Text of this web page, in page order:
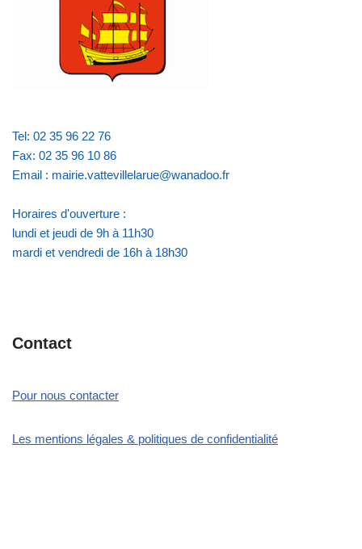
Tel: 02 35 96 22 76
Fax: 02 35 96 10 86
Email : mairie.vattevillelarue@wanadoo.fr
Horaires d'ouverture :
lundi et jeudi de 9h à 11h30
mardi et vendredi de 16h à 18h30
Contact
Pour nous contacter
Les mentions légales & politiques de confidentialité